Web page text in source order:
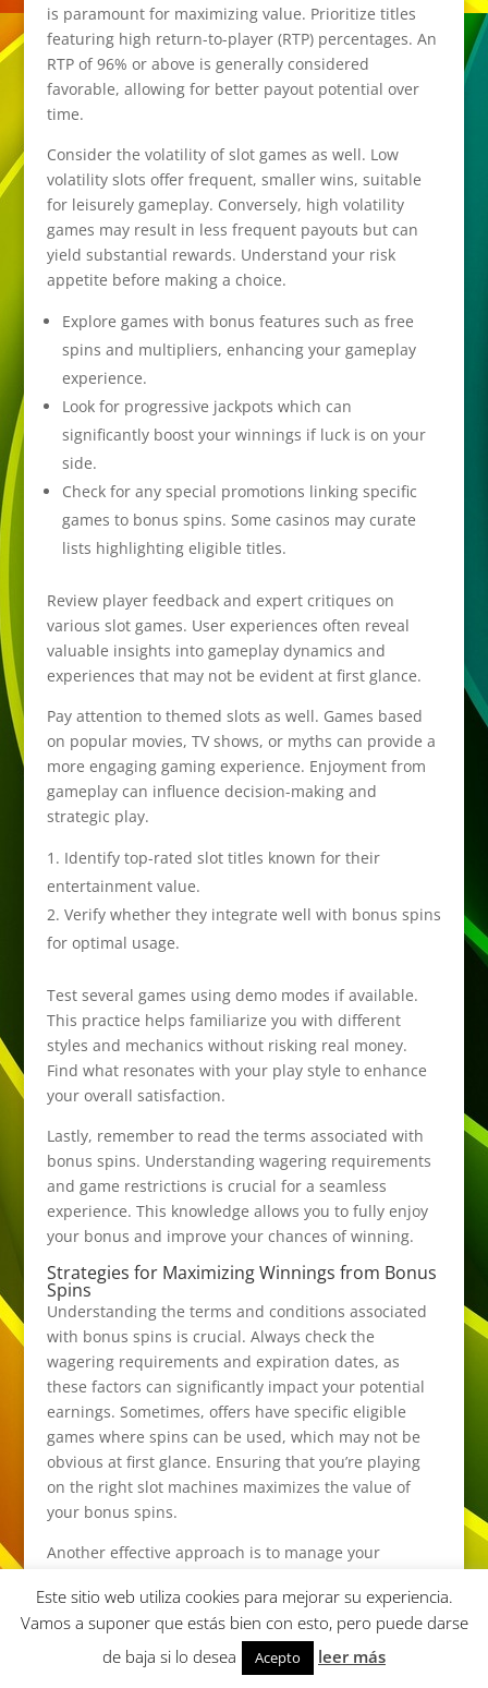
is paramount for maximizing value. Prioritize titles
featuring high return-to-player (RTP) percentages. An
RTP of 96% or above is generally considered
favorable, allowing for better payout potential over
time.
Consider the volatility of slot games as well. Low
volatility slots offer frequent, smaller wins, suitable
for leisurely gameplay. Conversely, high volatility
games may result in less frequent payouts but can
yield substantial rewards. Understand your risk
appetite before making a choice.
Explore games with bonus features such as free
spins and multipliers, enhancing your gameplay
experience.
Look for progressive jackpots which can
significantly boost your winnings if luck is on your
side.
Check for any special promotions linking specific
games to bonus spins. Some casinos may curate
lists highlighting eligible titles.
Review player feedback and expert critiques on
various slot games. User experiences often reveal
valuable insights into gameplay dynamics and
experiences that may not be evident at first glance.
Pay attention to themed slots as well. Games based
on popular movies, TV shows, or myths can provide a
more engaging gaming experience. Enjoyment from
gameplay can influence decision-making and
strategic play.
Identify top-rated slot titles known for their
entertainment value.
Verify whether they integrate well with bonus spins
for optimal usage.
Test several games using demo modes if available.
This practice helps familiarize you with different
styles and mechanics without risking real money.
Find what resonates with your play style to enhance
your overall satisfaction.
Lastly, remember to read the terms associated with
bonus spins. Understanding wagering requirements
and game restrictions is crucial for a seamless
experience. This knowledge allows you to fully enjoy
your bonus and improve your chances of winning.
Strategies for Maximizing Winnings from Bonus
Spins
Understanding the terms and conditions associated
with bonus spins is crucial. Always check the
wagering requirements and expiration dates, as
these factors can significantly impact your potential
earnings. Sometimes, offers have specific eligible
games where spins can be used, which may not be
obvious at first glance. Ensuring that you’re playing
on the right slot machines maximizes the value of
your bonus spins.
Another effective approach is to manage your
your session and stick to it, allowing for a more
strategic approach to utilizing bonus spins. This
technique helps prevent overspending and
encourages thoughtful decision-making regarding
Este sitio web utiliza cookies para mejorar su experiencia.
Vamos a suponer que estás bien con esto, pero puede darse
de baja si lo desea
Acepto leer más